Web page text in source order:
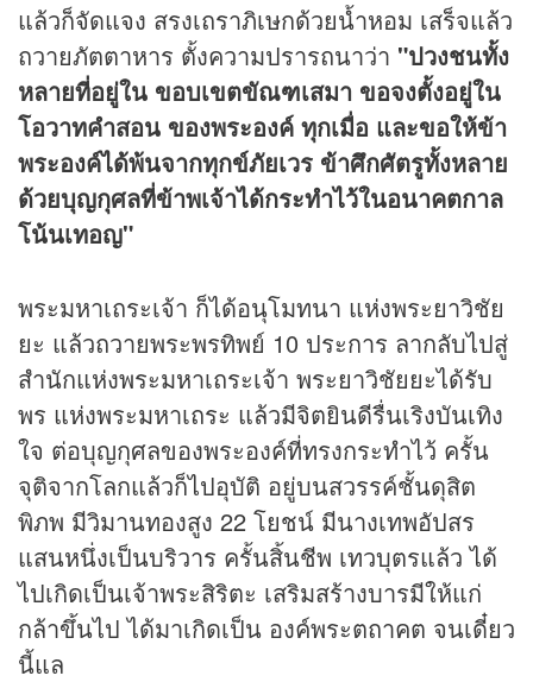
แล้วก็จัดแจง สรงเถราภิเษกด้วยน้ำหอม เสร็จแล้ว
ถวายภัตตาหาร ตั้งความปรารถนาว่า "ปวงชนทั้ง
หลายที่อยู่ใน ขอบเขตขัณฑเสมา ขอจงตั้งอยู่ใน
โอวาทคำสอน ของพระองค์ ทุกเมื่อ และขอให้ข้า
พระองค์ได้พ้นจากทุกข์ภัยเวร ข้าศึกศัตรูทั้งหลาย
ด้วยบุญกุศลที่ข้าพเจ้าได้กระทำไว้ในอนาคตกาล
โน้นเทอญ"
พระมหาเถระเจ้า ก็ได้อนุโมทนา แห่งพระยาวิชัย
ยะ แล้วถวายพระพรทิพย์ 10 ประการ ลากลับไปสู่
สำนักแห่งพระมหาเถระเจ้า พระยาวิชัยยะได้รับ
พร แห่งพระมหาเถระ แล้วมีจิตยินดีรื่นเริงบันเทิง
ใจ ต่อบุญกุศลของพระองค์ที่ทรงกระทำไว้ ครั้น
จุติจากโลกแล้วก็ไปอุบัติ อยู่บนสวรรค์ชั้นดุสิต
พิภพ มีวิมานทองสูง 22 โยชน์ มีนางเทพอัปสร
แสนหนึ่งเป็นบริวาร ครั้นสิ้นชีพ เทวบุตรแล้ว ได้
ไปเกิดเป็นเจ้าพระสิริตะ เสริมสร้างบารมีให้แก่
กล้าขึ้นไป ได้มาเกิดเป็น องค์พระตถาคต จนเดี๋ยว
นี้แล